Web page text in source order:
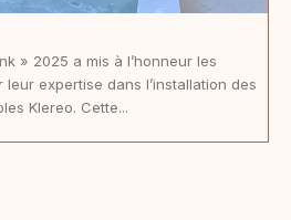
» 2025 a mis à l’honneur les
expertise dans l’installation des
Klereo. Cette...